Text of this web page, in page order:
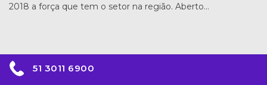
2018 a força que tem o setor na região. Aberto…
51 3011 6900